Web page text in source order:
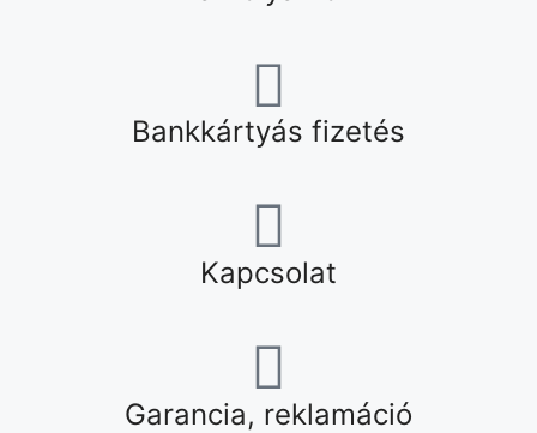
Bankkártyás fizetés
Kapcsolat
Garancia, reklamáció